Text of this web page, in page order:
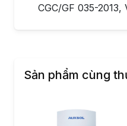
CGC/GF 035-2013,
Sản phẩm cùng